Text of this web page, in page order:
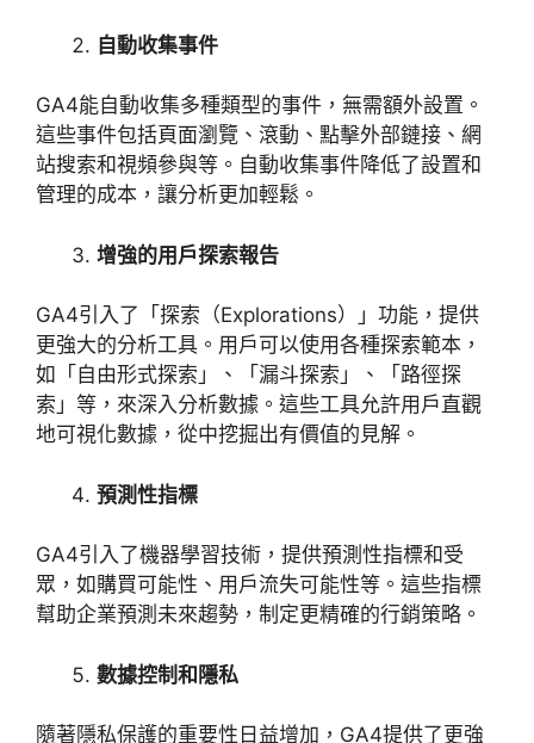
自動收集事件
GA4能自動收集多種類型的事件，無需額外設置。
這些事件包括頁面瀏覽、滾動、點擊外部鏈接、網
站搜索和視頻參與等。自動收集事件降低了設置和
管理的成本，讓分析更加輕鬆。
增強的用戶探索報告
GA4引入了「探索（Explorations）」功能，提供
更強大的分析工具。用戶可以使用各種探索範本，
如「自由形式探索」、「漏斗探索」、「路徑探
索」等，來深入分析數據。這些工具允許用戶直觀
地可視化數據，從中挖掘出有價值的見解。
預測性指標
GA4引入了機器學習技術，提供預測性指標和受
眾，如購買可能性、用戶流失可能性等。這些指標
幫助企業預測未來趨勢，制定更精確的行銷策略。
數據控制和隱私
隨著隱私保護的重要性日益增加， GA4提供了更強